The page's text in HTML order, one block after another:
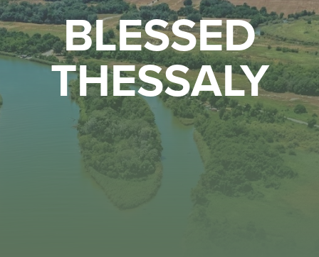
BLESSED
THESSALY